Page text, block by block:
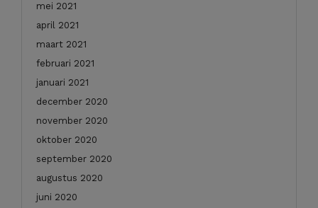
mei 2021
april 2021
maart 2021
februari 2021
januari 2021
december 2020
november 2020
oktober 2020
september 2020
augustus 2020
juni 2020